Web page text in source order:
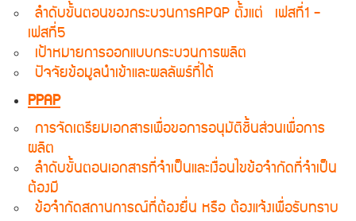
ลําดับขั้นตอนของกระบวนการAPQP ตั้งแต่ เฟสที่1 -
เฟสที่5
เป้าหมายการออกแบบกระบวนการผลิต
ปัจจัยข้อมูลนําเข้าและผลลัพธ์ที่ได้
PPAP
การจัดเตรียมเอกสารเพื่อขอการอนุมัติชิ้นส่วนเพื่อการ
ผลิต
ลําดับขั้นตอนเอกสารที่จําเป็นและเงื่อนไขข้อจํากัดที่จําเป็น
ต้องมี
ข้อจํากัดสถานการณ์ที่ต้องยื่น หรือ ต้องแจ้งเพื่อรับทราบ